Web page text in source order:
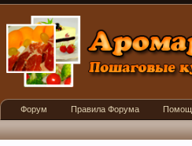
Форум Правила Форума